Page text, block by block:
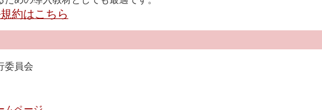
約はこちら
委員会